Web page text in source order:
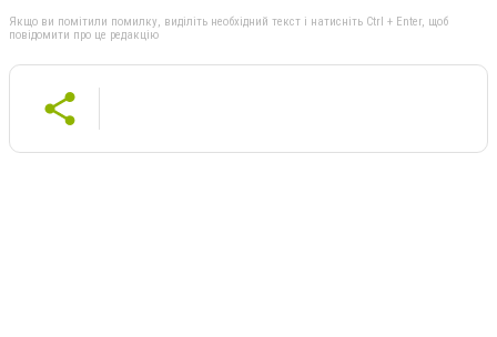
Якщо ви помітили помилку, виділіть необхідний текст і натисніть Ctrl + Enter, щоб
повідомити про це редакцію